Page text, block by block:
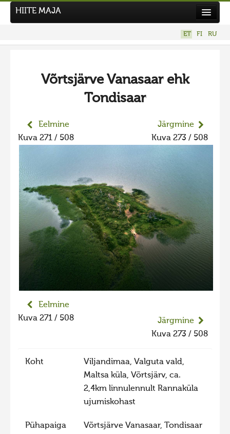
Tegutse
Kuvavõistlused
Hiite kuvavõistlus 2026
VANEMAD KUVAVÕISTLUSED
Hiite kuvavõistlus 2025
Hiite kuvavõistlus 2025 lisa
Liikuvad kuvad 2025
Hiite kuvavõistlus 2024
Hiite kuvavõistlus 2024 lisa
Hiite kuvavõistlus 2022
Hiite kuvavõistlus 2022 lisa
Liikuvad kuvad 2022
Hiite kuvavõistlus 2021
HIITE MAJA
ET FI RU
Võrtsjärve Vanasaar ehk
Tondisaar
Eelmine
Kuva 271 / 508
Järgmine
Kuva 273 / 508
Eelmine
Kuva 271 / 508
Järgmine
Kuva 273 / 508
Koht
Viljandimaa, Valguta vald,
Maltsa küla, Võrtsjärv, ca.
2,4km linnulennult Rannaküla
ujumiskohast
Pühapaiga
Võrtsjärve Vanasaar, Tondisaar